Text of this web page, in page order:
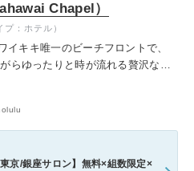
Chapel）
キキ唯一のビーチフロントで、
らゆったりと時が流れる贅沢な空
プ：ホテル）
東京/銀座サロン】無料×組数限定×